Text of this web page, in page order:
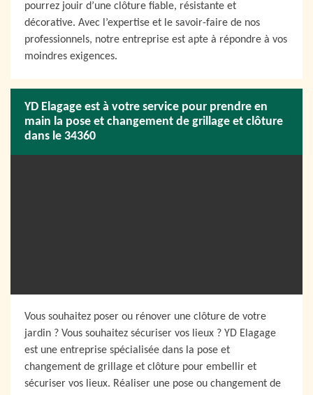
pourrez jouir d’une clôture fiable, résistante et
décorative. Avec l’expertise et le savoir-faire de nos
professionnels, notre entreprise est apte à répondre à vos
moindres exigences.
YD Elagage est à votre service pour prendre en
main la pose et changement de grillage et clôture
dans le 34360
Vous souhaitez poser ou rénover une clôture de votre
jardin ? Vous souhaitez sécuriser vos lieux ? YD Elagage
est une entreprise spécialisée dans la pose et
changement de grillage et clôture pour embellir et
sécuriser vos lieux. Réaliser une pose ou changement de